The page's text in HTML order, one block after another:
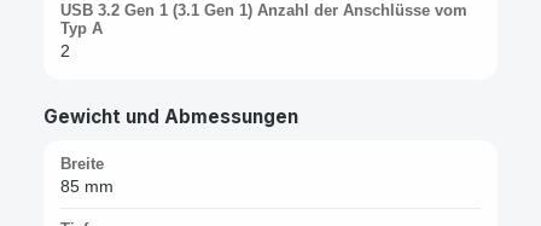
USB 3.2 Gen 1 (3.1 Gen 1) Anzahl der Anschlüsse vom
Typ A
2
Gewicht und Abmessungen
Breite
85 mm